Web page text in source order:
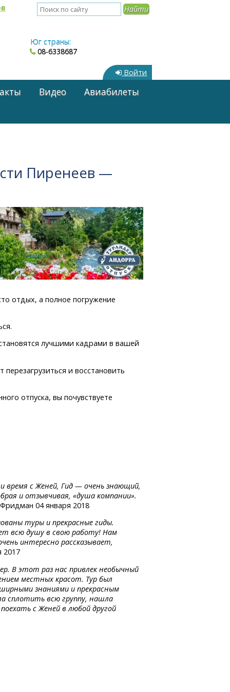
Юг страны:
08-6338687
Войти
Видео Авиабилеты
Пиренеев —
отдых, а полное погружение
лучшими кадрами в вашей
и восстановить
отпуска, вы почувствуете
время с Женей, Гид — очень знающий,
и отзывчивая, «душа компании».
04 января 2018
туры и прекрасные гиды.
всю душу в свою работу! Нам
интересно рассказывает,
В этот раз нас привлек необычный
местных красот. Тур был
знаниями и прекрасным
сплотить всю группу, нашла
с Женей в любой другой